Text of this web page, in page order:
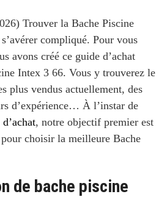
Trouver la Bache Piscine
compliqué. Pour vous
avons créé ce guide d’achat
Intex 3 66. Vous y trouverez le
plus vendus actuellement, des
d’expérience… À l’instar de
, notre objectif premier est
choisir la meilleure Bache
de bache piscine